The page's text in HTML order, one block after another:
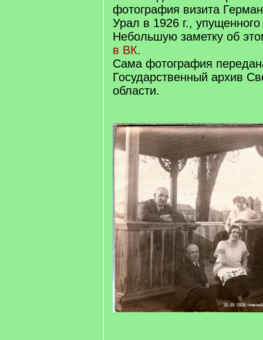
фотография визита
Урал в 1926 г.,
Небольшую заметку об
в ВК.
Сама фотография
Государственный архив
области.